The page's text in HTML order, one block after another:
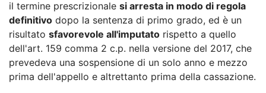
il termine prescrizionale si arresta in modo di regola
definitivo dopo la sentenza di primo grado, ed è un
risultato sfavorevole all'imputato rispetto a quello
dell'art. 159 comma 2 c.p. nella versione del 2017, che
prevedeva una sospensione di un solo anno e mezzo
prima dell'appello e altrettanto prima della cassazione.